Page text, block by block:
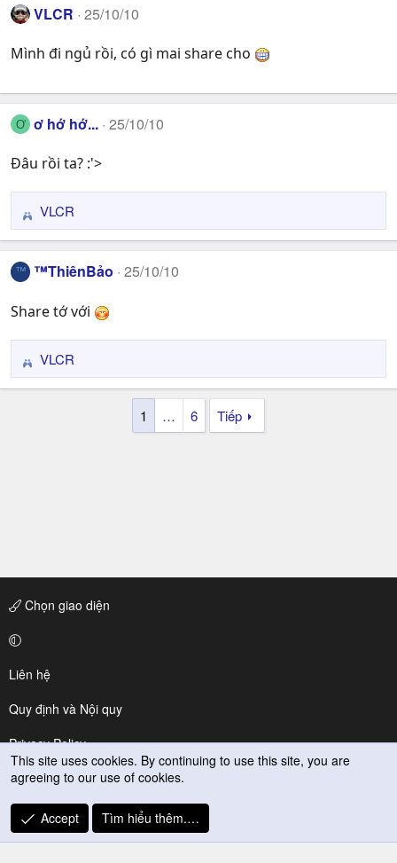
c
i
n
s
:
VLCR 25/10/10
Mình đi ngủ rồi, có gì mai share cho
Ơ ơ hớ hớ... 25/10/10
Đâu rồi ta? :'>
R
e
a
c
i
s
:
VLCR
™ ™ThiênBảo 25/10/10
Share tớ với
R
e
VLCR
1 … 6 Tiếp
Chọn giao diện
Liên hệ
Quy định và Nội quy
Privacy Policy
Trợ giúp
R
S
This site uses cookies. By continuing to use this site, you are
agreeing to our use of cookies.
Accept Tìm hiểu thêm.…